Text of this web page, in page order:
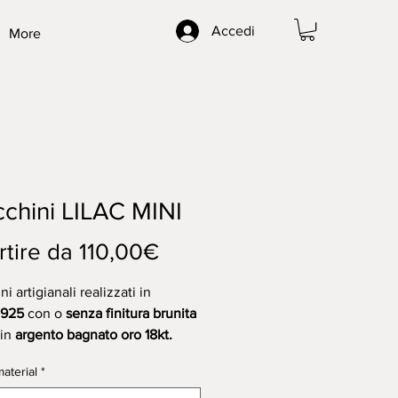
Accedi
More
LILAC MINI
da 110,00€Prezzo
artigianali realizzati in
con o senza finitura brunita
argento bagnato oro 18kt.
*